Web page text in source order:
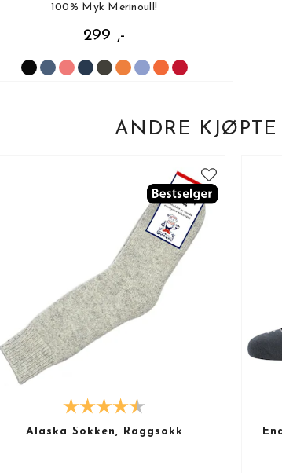
100% Myk Merinoull!
299 ,-
ANDRE KJØPTE
Alaska Sokken, Raggsokk